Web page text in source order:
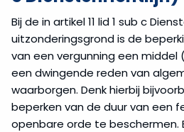
Bij de in artikel 11 lid 1 sub c
uitzonderingsgrond is de
van een vergunning een
een dwingende reden van
waarborgen. Denk hierbij
beperken van de duur van een
openbare orde te beschermen.